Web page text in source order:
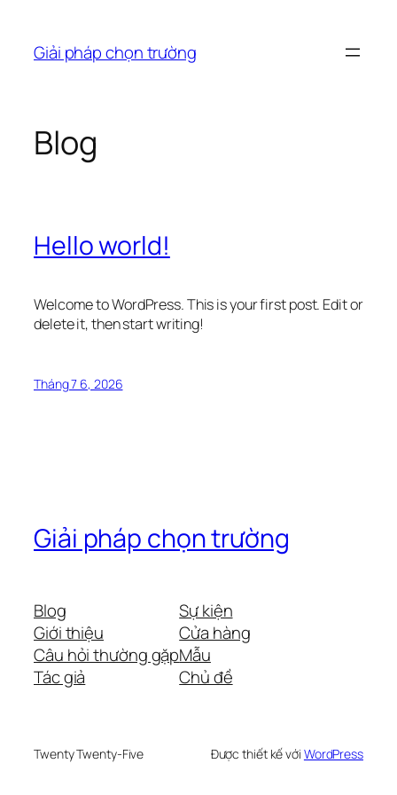
phầnGiải pháp chọn trường
Blog
Hello world!
Welcome to WordPress. This is your first post. Edit or
delete it, then start writing!
Tháng 7 6, 2026
Giải pháp chọn trường
Blog
Giới thiệu
Câu hỏi thường gặp
Tác giả
Sự kiện
Cửa hàng
Mẫu
Chủ đề
Twenty Twenty-Five Được thiết kế với WordPress